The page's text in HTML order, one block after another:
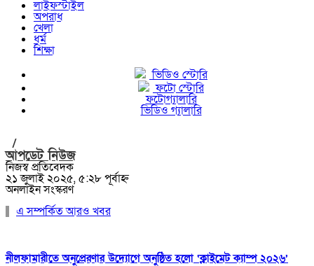
লাইফস্টাইল
অপরাধ
খেলা
ধর্ম
শিক্ষা
ভিডিও স্টোরি
ফটো স্টোরি
ফটোগ্যালারি
ভিডিও গ্যালারি
/
আপডেট নিউজ
নিজস্ব প্রতিবেদক
২১ জুলাই ২০২৫, ৫:২৮ পূর্বাহ্ন
অনলাইন সংস্করণ
এ সম্পর্কিত আরও খবর
নীলফামারীতে অনুপ্রেরণার উদ্যোগে অনুষ্ঠিত হলো ‘ক্লাইমেট ক্যাম্প ২০২৬’